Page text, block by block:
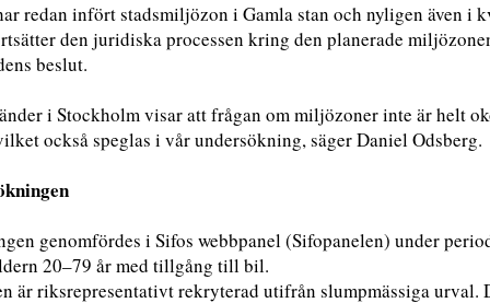
redan infört stadsmiljözon i Gamla stan och nyligen även i
den juridiska processen kring den planerade
beslut.
i Stockholm visar att frågan om miljözoner inte är helt
också speglas i vår undersökning, säger Daniel Odsberg.
genomfördes i Sifos webbpanel (Sifopanelen) under
20–79 år med tillgång till bil.
är riksrepresentativt rekryterad utifrån slumpmässiga